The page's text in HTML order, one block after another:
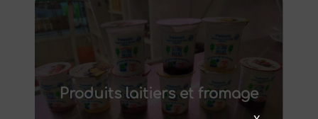
Produits laitiers et fromage
Produits laitiers et fromage
produits laitiers et fromages à
Saint-Saulve
. Yaourts crémeux, fromages
affinés et autres délices laitiers vous